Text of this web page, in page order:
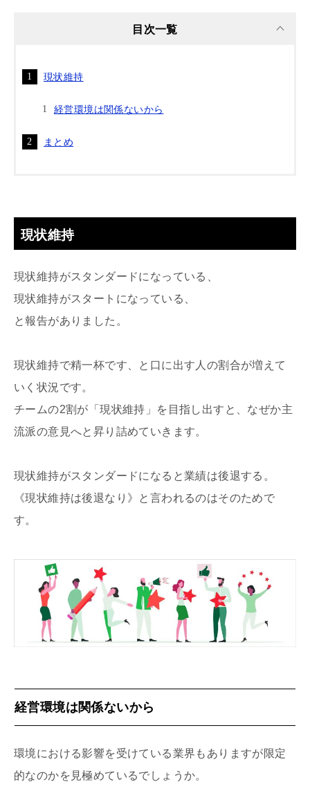
目次一覧
現状維持
経営環境は関係ないから
まとめ
現状維持
現状維持がスタンダードになっている、
現状維持がスタートになっている、
と報告がありました。
現状維持で精一杯です、と口に出す人の割合が増えて
いく状況です。
チームの2割が「現状維持」を目指し出すと、なぜか主
流派の意見へと昇り詰めていきます。
現状維持がスタンダードになると業績は後退する。
《現状維持は後退なり》と言われるのはそのためで
す。
経営環境は関係ないから
環境における影響を受けている業界もありますが限定
的なのかを見極めているでしょうか。